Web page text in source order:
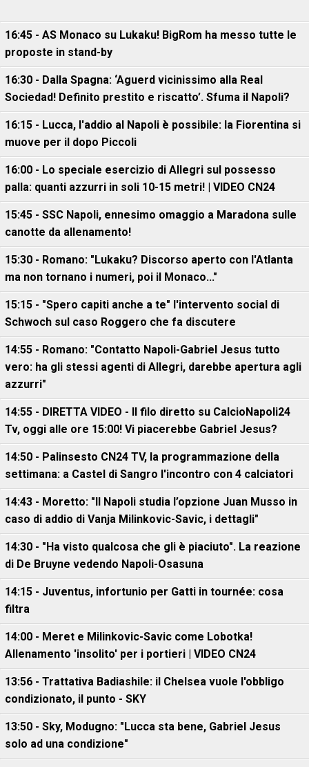
16:45 - AS Monaco su Lukaku! BigRom ha messo tutte le
proposte in stand-by
16:30 - Dalla Spagna: ‘Aguerd vicinissimo alla Real
Sociedad! Definito prestito e riscatto’. Sfuma il Napoli?
16:15 - Lucca, l'addio al Napoli è possibile: la Fiorentina si
muove per il dopo Piccoli
16:00 - Lo speciale esercizio di Allegri sul possesso
palla: quanti azzurri in soli 10-15 metri! | VIDEO CN24
15:45 - SSC Napoli, ennesimo omaggio a Maradona sulle
canotte da allenamento!
15:30 - Romano: "Lukaku? Discorso aperto con l'Atlanta
ma non tornano i numeri, poi il Monaco..."
15:15 - "Spero capiti anche a te" l'intervento social di
Schwoch sul caso Roggero che fa discutere
14:55 - Romano: "Contatto Napoli-Gabriel Jesus tutto
vero: ha gli stessi agenti di Allegri, darebbe apertura agli
azzurri"
14:55 - DIRETTA VIDEO - Il filo diretto su CalcioNapoli24
Tv, oggi alle ore 15:00! Vi piacerebbe Gabriel Jesus?
14:50 - Palinsesto CN24 TV, la programmazione della
settimana: a Castel di Sangro l'incontro con 4 calciatori
14:43 - Moretto: "Il Napoli studia l’opzione Juan Musso in
caso di addio di Vanja Milinkovic-Savic, i dettagli"
14:30 - "Ha visto qualcosa che gli è piaciuto". La reazione
di De Bruyne vedendo Napoli-Osasuna
14:15 - Juventus, infortunio per Gatti in tournée: cosa
filtra
14:00 - Meret e Milinkovic-Savic come Lobotka!
Allenamento 'insolito' per i portieri | VIDEO CN24
13:56 - Trattativa Badiashile: il Chelsea vuole l'obbligo
condizionato, il punto - SKY
13:50 - Sky, Modugno: "Lucca sta bene, Gabriel Jesus
solo ad una condizione"